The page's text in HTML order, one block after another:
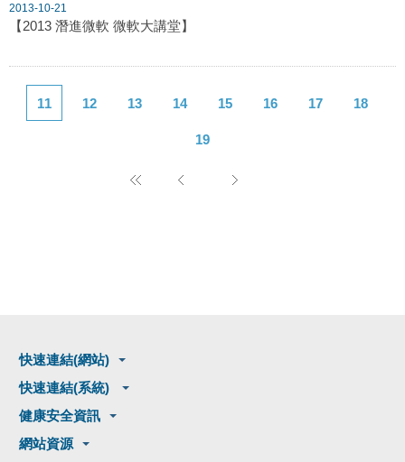
2013-10-21
【2013 潛進微軟 微軟大講堂】
11 12 13 14 15 16 17 18
19
快速連結(網站)
快速連結(系統)
健康安全資訊
網站資源